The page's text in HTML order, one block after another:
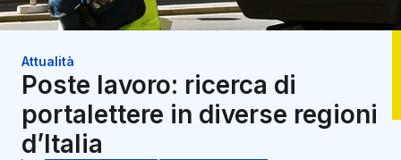
Attualità
Poste lavoro: ricerca di
portalettere in diverse regioni
d’Italia